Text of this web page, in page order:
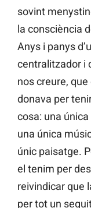
sovint
la consciència
Anys i panys
centralitzador i
nos creure,
donava per
cosa: una
una única
únic paisatge.
el tenim per
reivindicar que
per tot un